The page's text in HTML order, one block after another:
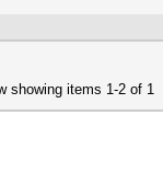
showing items 1-2 of 1